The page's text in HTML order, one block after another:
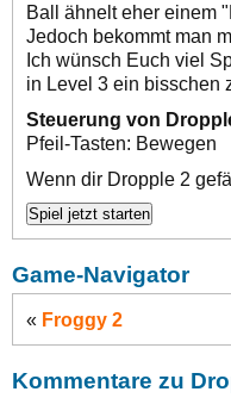
Ball ähnelt eher einem
Jedoch bekommt man
Ich wünsch Euch viel
in Level 3 ein bisschen
Steuerung von
Pfeil-Tasten: Bewegen
Wenn dir Dropple 2
Game-Navigator
« Froggy 2
Kommentare zu